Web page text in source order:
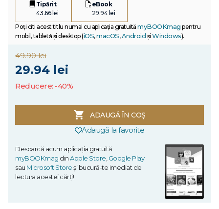
Tipărit
43.66 lei
eBook
29.94 lei
Poți citi acest titlu numai cu aplicația gratuitămyBOOKmag pentru
mobil, tabletă și desktop (iOS,macOS,Android și Windows).
49.90 lei
29.94 lei
Reducere: -40%
ADAUGĂ ÎN COȘ
Adaugă la favorite
Descarcă acum aplicația gratuită
myBOOKmag dinApple Store,Google Play
sau Microsoft Storeși bucură-te imediat de
lectura acestei cărți!